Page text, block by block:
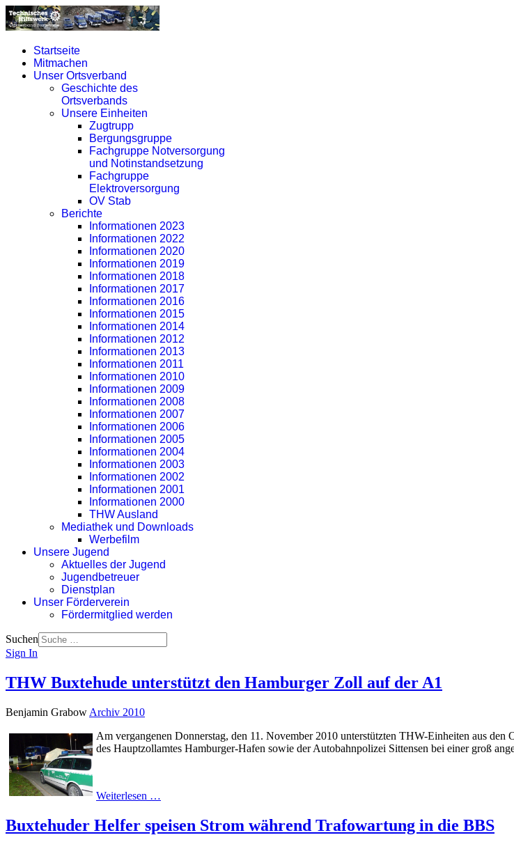
Startseite
Mitmachen
Unser Ortsverband
Geschichte des
Ortsverbands
Unsere Einheiten
Zugtrupp
Bergungsgruppe
Fachgruppe Notversorgung
und Notinstandsetzung
Fachgruppe
Elektroversorgung
OV Stab
Berichte
Informationen 2023
Informationen 2022
Informationen 2020
Informationen 2019
Informationen 2018
Informationen 2017
Informationen 2016
Informationen 2015
Informationen 2014
Informationen 2012
Informationen 2013
Informationen 2011
Informationen 2010
Informationen 2009
Informationen 2008
Informationen 2007
Informationen 2006
Informationen 2005
Informationen 2004
Informationen 2003
Informationen 2002
Informationen 2001
Informationen 2000
THW Ausland
Mediathek und Downloads
Werbefilm
Unsere Jugend
Aktuelles der Jugend
Jugendbetreuer
Dienstplan
Unser Förderverein
Fördermitglied werden
Suchen
Sign In
THW Buxtehude unterstützt den Hamburger Zoll auf der A1
Benjamin Grabow Archiv 2010
Am vergangenen Donnerstag, den 11. November 2010 unterstützten THW-Einheiten aus
des Hauptzollamtes Hamburger-Hafen sowie der Autobahnpolizei Sittensen bei einer groß
Weiterlesen …
Buxtehuder Helfer speisen Strom während Trafowartung in die BBS